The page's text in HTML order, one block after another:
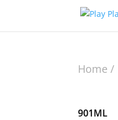
Home /
901ML